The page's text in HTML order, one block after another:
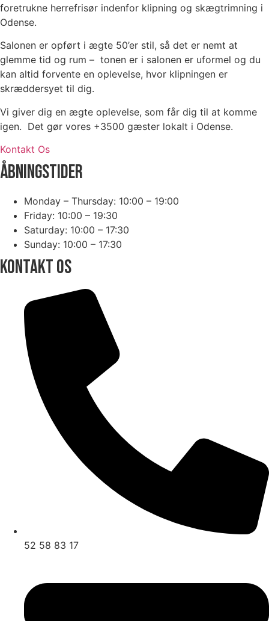
foretrukne herrefrisør indenfor klipning og skægtrimning i
Odense.
Salonen er opført i ægte 50’er stil, så det er nemt at
glemme tid og rum – tonen er i salonen er uformel og du
kan altid forvente en oplevelse, hvor klipningen er
skræddersyet til dig.
Vi giver dig en ægte oplevelse, som får dig til at komme
igen. Det gør vores +3500 gæster lokalt i Odense.
Kontakt Os
ÅBNINGSTIDER
Monday – Thursday: 10:00 – 19:00
Friday: 10:00 – 19:30
Saturday: 10:00 – 17:30
Sunday: 10:00 – 17:30
KONTAKT OS
52 58 83 17